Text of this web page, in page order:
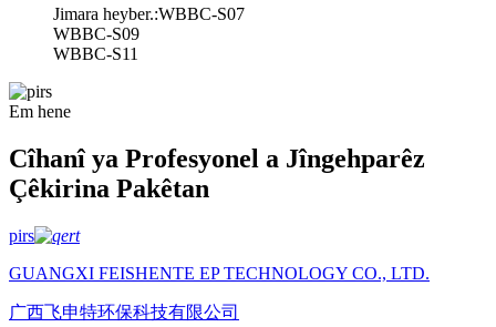
Jimara heyber.:WBBC-S07
WBBC-S09
WBBC-S11
Em hene
Cîhanî ya Profesyonel a Jîngehparêz
Çêkirina Pakêtan
pirs
GUANGXI FEISHENTE EP TECHNOLOGY CO., LTD.
广西飞申特环保科技有限公司